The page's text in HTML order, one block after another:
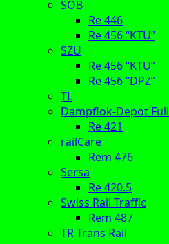
SOB
Re 446
Re 456 “KTU”
SZU
Re 456 “KTU”
Re 456 “DPZ”
TL
Dampflok-Depot Full
Re 421
railCare
Rem 476
Sersa
Re 420.5
Swiss Rail Traffic
Rem 487
TR Trans Rail